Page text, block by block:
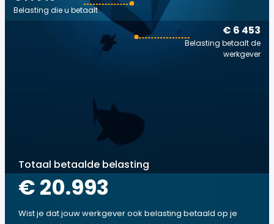
€ 6 453
Belasting betaalt de
werkgever
Belasting die u betaalt
Totaal betaalde belasting
€ 20.993
Wist je dat jouw werkgever ook belasting betaald op je